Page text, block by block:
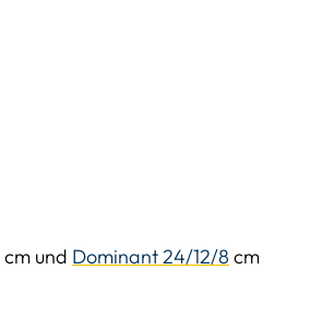
cm und Dominant 24/12/8 cm